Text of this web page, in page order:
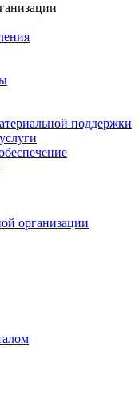
поддержки
организации